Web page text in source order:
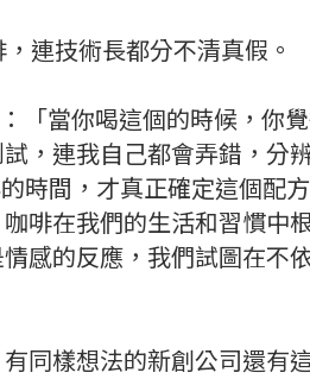
連技術長都分不清真假。
「當你喝這個的時候，你
，連我自己都會弄錯，分
時間，才真正確定這個配
啡在我們的生活和習慣中
感的反應，我們試圖在不
同樣想法的新創公司還有